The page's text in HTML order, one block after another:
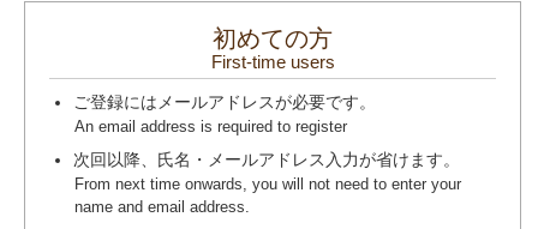
初めての方
First-time users
ご登録にはメールアドレスが必要です。
An email address is required to register
次回以降、氏名・メールアドレス入力が省けます。
From next time onwards, you will not need to enter your
name and email address.